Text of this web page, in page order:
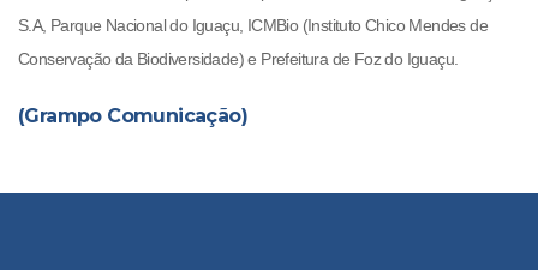
S.A, Parque Nacional do Iguaçu, ICMBio (Instituto Chico Mendes de
Conservação da Biodiversidade) e Prefeitura de Foz do Iguaçu.
(Grampo Comunicação)